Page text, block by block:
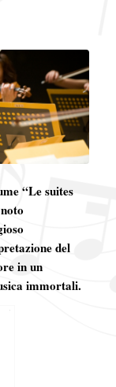
“Le suites
del
in un
immortali.